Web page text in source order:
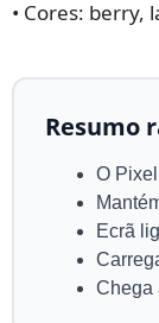
• Cores: berry,
Resumo
O
Ecrã
Chega